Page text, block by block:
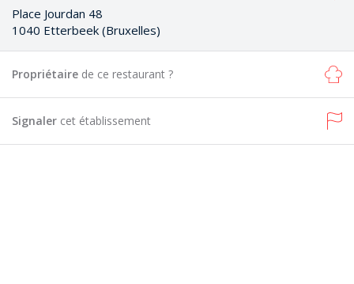
Place Jourdan 48
1040 Etterbeek (Bruxelles)
Propriétaire de ce restaurant ?
Signaler cet établissement